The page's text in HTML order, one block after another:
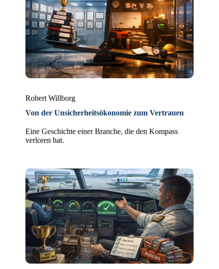
Robert Willborg
Von der Unsicherheitsökonomie zum Vertrauen
Eine Geschichte einer Branche, die den Kompass
verloren hat.